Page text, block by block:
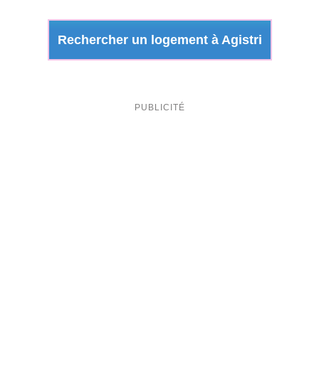
Rechercher un logement à Agistri